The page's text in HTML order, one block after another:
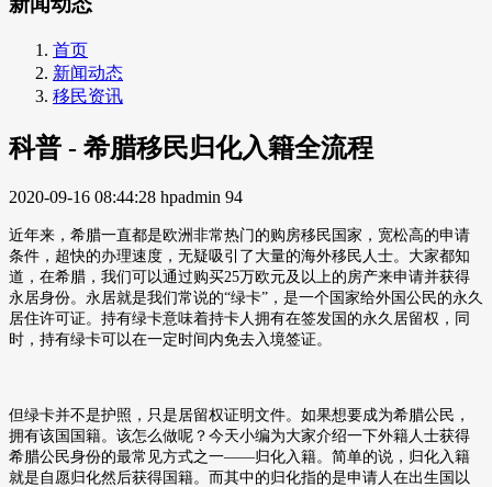
首页
新闻动态
移民资讯
科普 - 希腊移民归化入籍全流程
2020-09-16 08:44:28 hpadmin 94
近年来，希腊一直都是欧洲非常热门的购房移民国家，宽松高的申请
条件，超快的办理速度，无疑吸引了大量的海外移民人士。 大家都知
道，在希腊，我们可以通过购买25万欧元及以上的房产来申请并获得
永居身份。 永居就是我们常说的“绿卡”，是一个国家给外国公民的永久
居住许可证。 持有绿卡意味着持卡人拥有在签发国的永久居留权，同
时，持有绿卡可以在一定时间内免去入境签证。
但绿卡并不是护照，只是居留权证明文件。如果想要成为希腊公民，
拥有该国国籍。该怎么做呢？今天小编为大家介绍一下外籍人士获得
希腊公民身份的最常见方式之一——归化入籍。 简单的说，归化入籍
就是自愿归化然后获得国籍。而其中的归化指的是申请人在出生国以